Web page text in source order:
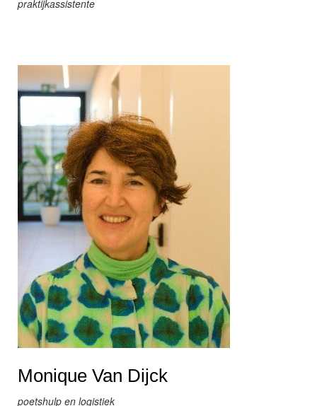
praktijkassistente
Monique Van Dijck
poetshulp en logistiek